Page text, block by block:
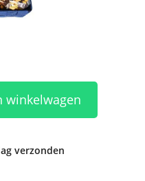
winkelwagen
verzonden